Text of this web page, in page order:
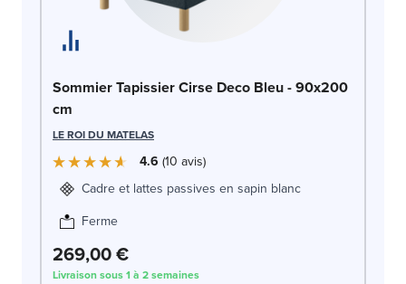
Sommier Tapissier Cirse Deco Bleu - 90x200
cm
LE ROI DU MATELAS
4.6 10 avis
Cadre et lattes passives en sapin blanc
Ferme
269,00 €
Livraison sous 1 à 2 semaines